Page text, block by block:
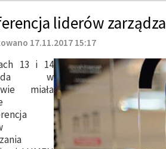
liderów
17.11.2017 15:17
13 i 14
w
miała